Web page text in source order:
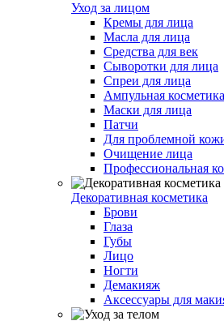
Уход за лицом
Кремы для лица
Масла для лица
Средства для век
Сыворотки для лица
Спреи для лица
Ампульная
Маски для лица
Патчи
Для проблемной
Очищение лица
Профессиональная
Декоративная косметика
Брови
Глаза
Губы
Лицо
Ногти
Демакияж
Аксессуары для